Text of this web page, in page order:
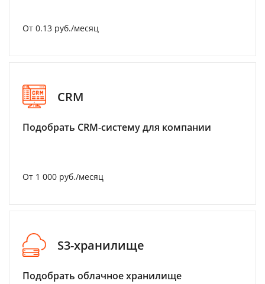
От 0.13 руб./месяц
CRM
Подобрать CRM-систему для компании
От 1 000 руб./месяц
S3-хранилище
Подобрать облачное хранилище